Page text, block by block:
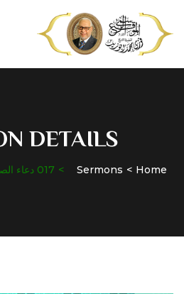
DETAILS
Home
Sermons 017 دعاء الصائمين_التسبيحات المباركة